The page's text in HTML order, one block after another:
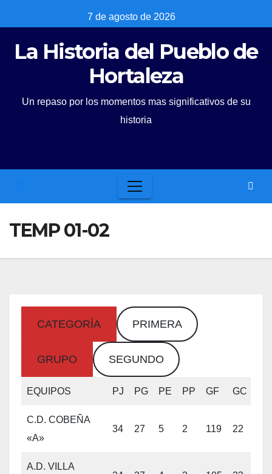
to
content
7 de agosto de 2026
La Historia del Pueblo de
Hortaleza
Un repaso por los momentos mas significativos de su
historia
TEMP 01-02
CATEGORÍA PRIMERA
GRUPO SEGUNDO
EQUIPOS PJ PG PE PP GF GC
C.D. COBEÑA
«A»
34 27 5 2 119 22
A.D. VILLA